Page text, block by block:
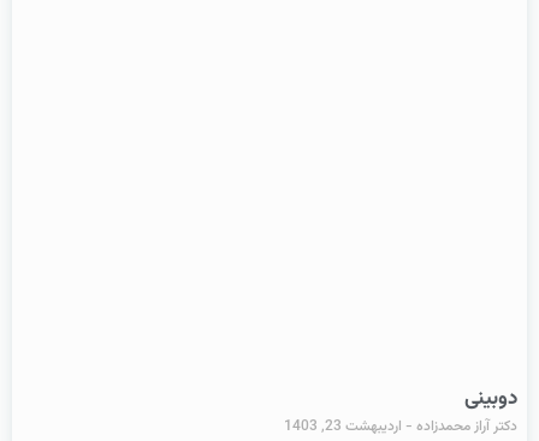
دوبینی
دکتر آراز محمدزاده اردیبهشت 23, 1403